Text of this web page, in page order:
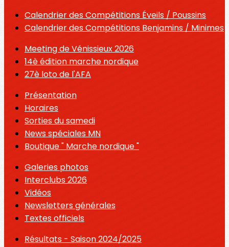
Calendrier des Compétitions Éveils / Poussins
Calendrier des Compétitions Benjamins / Minimes
Meeting de Vénissieux 2026
14è édition marche nordique
27è loto de l'AFA
Présentation
Horaires
Sorties du samedi
News spéciales MN
Boutique " Marche nordique "
Galeries photos
Interclubs 2026
Vidéos
Newsletters générales
Textes officiels
Résultats - Saison 2024/2025